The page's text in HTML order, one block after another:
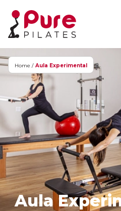
Aula
Home / Aula Experimental